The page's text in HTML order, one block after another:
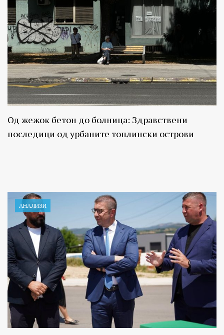
Од жежок бетон до болница: Здравствени
последици од урбаните топлински острови
АНАЛИЗИ